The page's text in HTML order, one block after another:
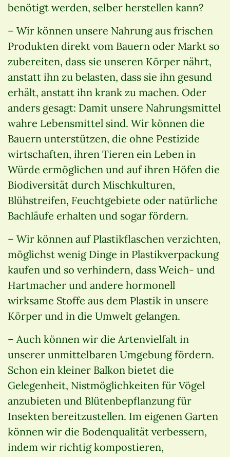
benötigt werden, selber herstellen kann?
– Wir können unsere Nahrung aus frischen
Produkten direkt vom Bauern oder Markt so
zubereiten, dass sie unseren Körper nährt,
anstatt ihn zu belasten, dass sie ihn gesund
erhält, anstatt ihn krank zu machen. Oder
anders gesagt: Damit unsere Nahrungsmittel
wahre Lebensmittel sind. Wir können die
Bauern unterstützen, die ohne Pestizide
wirtschaften, ihren Tieren ein Leben in
Würde ermöglichen und auf ihren Höfen die
Biodiversität durch Mischkulturen,
Blühstreifen, Feuchtgebiete oder natürliche
Bachläufe erhalten und sogar fördern.
– Wir können auf Plastikflaschen verzichten,
möglichst wenig Dinge in Plastikverpackung
kaufen und so verhindern, dass Weich- und
Hartmacher und andere hormonell
wirksame Stoffe aus dem Plastik in unsere
Körper und in die Umwelt gelangen.
– Auch können wir die Artenvielfalt in
unserer unmittelbaren Umgebung fördern.
Schon ein kleiner Balkon bietet die
Gelegenheit, Nistmöglichkeiten für Vögel
anzubieten und Blütenbepflanzung für
Insekten bereitzustellen. Im eigenen Garten
können wir die Bodenqualität verbessern,
indem wir richtig kompostieren,